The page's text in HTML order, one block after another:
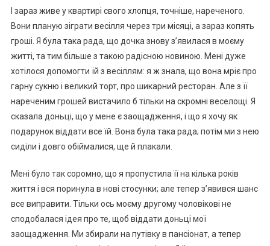
І зараз живе у квартирі свого хлопця, точніше, нареченого.
Вони планую зіграти весілля через три місяці, а зараз копять
гроші. Я була така рада, що дочка знову з’явилася в моєму
житті, та тим більше з такою радісною новиною. Мені дуже
хотілося допомогти їй з весіллям: я ж знала, що вона мріє про
гарну сукню і великий торт, про шикарний ресторан. Але з її
нареченим грошей вистачило б тільки на скромні веселощі. Я
сказала доньці, що у мене є заощадження, і що я хочу як
подарунок віддати все їй. Вона була така рада; потім ми з нею
сиділи і довго обіймалися, ще й плакали.
Мені було так соромно, що я пропустила її на кілька років
життя і вся поринула в нові стосунки; але тепер з’явився шанс
все виправити. Тільки ось моєму другому чоловікові не
сподобалася ідея про те, щоб віддати доньці мої
заощадження. Ми збирали на путівку в пансіонат, а тепер